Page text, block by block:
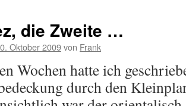
die Zweite …
Oktober 2009von Frank
Wochen hatte ich
durch den